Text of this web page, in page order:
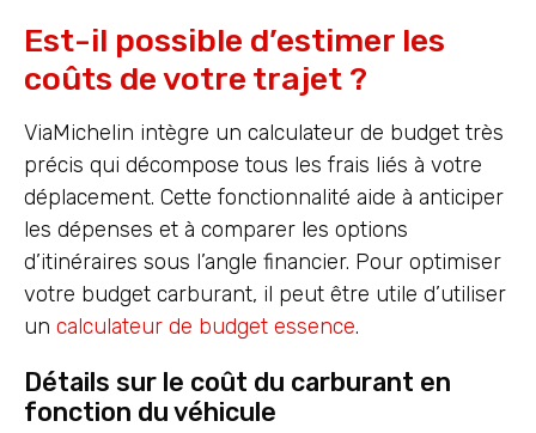
Est-il possible d’estimer les
coûts de votre trajet ?
ViaMichelin intègre un calculateur de budget très
précis qui décompose tous les frais liés à votre
déplacement. Cette fonctionnalité aide à anticiper
les dépenses et à comparer les options
d’itinéraires sous l’angle financier. Pour optimiser
votre budget carburant, il peut être utile d’utiliser
un calculateur de budget essence.
Détails sur le coût du carburant en
fonction du véhicule